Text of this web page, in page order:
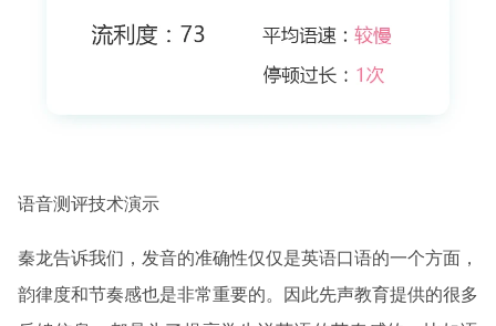
语音测评技术演示
秦龙告诉我们，发音的准确性仅仅是英语口语的一个方面，
韵律度和节奏感也是非常重要的。因此先声教育提供的很多